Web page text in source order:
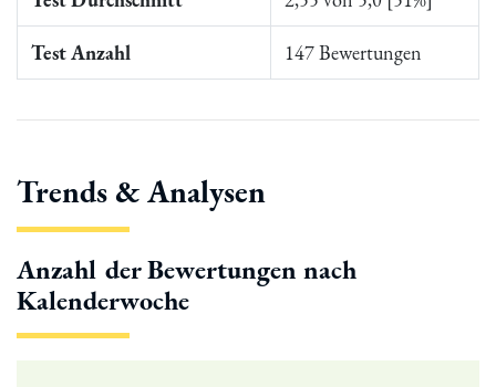
Test Anzahl 147 Bewertungen
Trends & Analysen
Anzahl der Bewertungen nach
Kalenderwoche